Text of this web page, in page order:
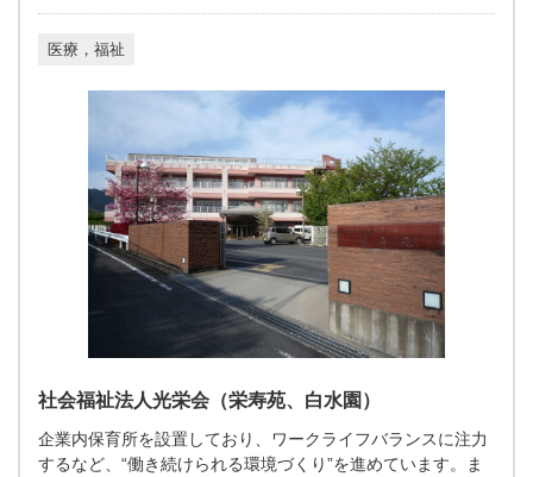
医療，福祉
社会福祉法人光栄会（栄寿苑、白水園）
企業内保育所を設置しており、ワークライフバランスに注力
するなど、“働き続けられる環境づくり”を進めています。ま